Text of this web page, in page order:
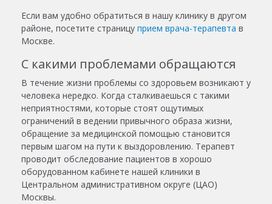
Если вам удобно обратиться в нашу клинику в другом
районе, посетите страницу прием врача-терапевта в
Москве.
С какими проблемами обращаются
В течение жизни проблемы со здоровьем возникают у
человека нередко. Когда сталкиваешься с такими
неприятностями, которые стоят ощутимых
ограничений в ведении привычного образа жизни,
обращение за медицинской помощью становится
первым шагом на пути к выздоровлению. Терапевт
проводит обследование пациентов в хорошо
оборудованном кабинете нашей клиники в
Центральном административном округе (ЦАО)
Москвы.